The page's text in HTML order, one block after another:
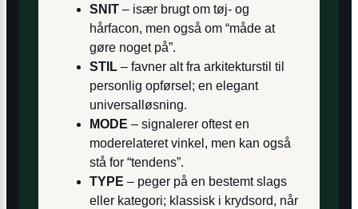
SNIT – især brugt om tøj- og
hårfacon, men også om “måde at
gøre noget på”.
STIL – favner alt fra arkitekturstil til
personlig opførsel; en elegant
universal­løsning.
MODE – signalerer oftest en
moderelateret vinkel, men kan også
stå for “tendens”.
TYPE – peger på en bestemt slags
eller kategori; klassisk i krydsord, når